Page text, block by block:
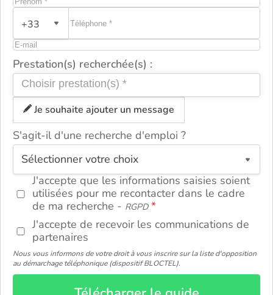
+33
Prestation(s) recherchée(s) :
Je souhaite ajouter un message
S'agit-il d'une recherche d'emploi ?
J'accepte que les informations saisies soient
utilisées pour me recontacter dans le cadre
de ma recherche - RGPD
J'accepte de recevoir les communications de
partenaires
Nous vous informons de votre droit à vous inscrire sur la liste d'opposition
au démarchage téléphonique (dispositif BLOCTEL).
ou